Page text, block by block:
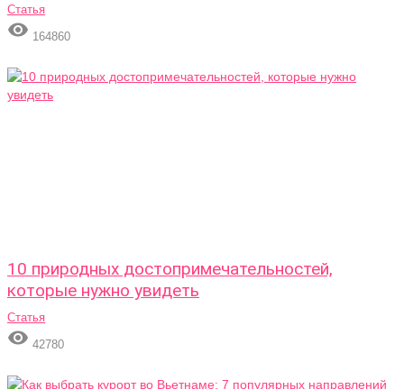
Статья
 164860
10 природных достопримечательностей,
которые нужно увидеть
Статья
 42780